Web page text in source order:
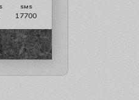
17700